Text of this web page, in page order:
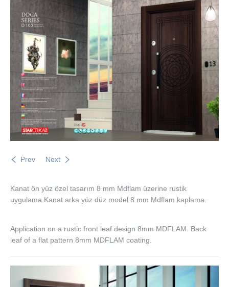
Medya
Bölge Müdürlüklerimiz
İletişim
Prev Next
Kanat ön yüz özel tasarım 8 mm Mdflam üzerine rustik
uygulama.Kanat arka yüz düz model 8 mm Mdflam kaplama.
Application on a rustic front leaf design 8mm MDFLAM. Back
leaf of a flat pattern 8mm MDFLAM coating.